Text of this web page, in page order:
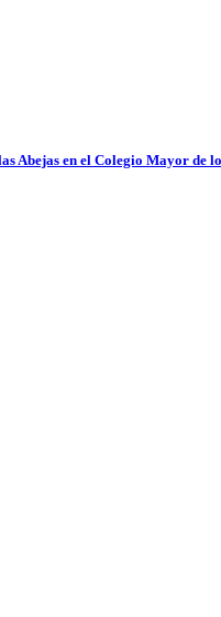
Abejas en el Colegio Mayor de